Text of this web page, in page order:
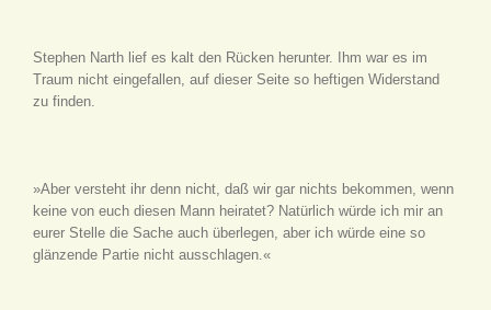
Stephen Narth lief es kalt den Rücken herunter. Ihm war es im
Traum nicht eingefallen, auf dieser Seite so heftigen Widerstand
zu finden.
»Aber versteht ihr denn nicht, daß wir gar nichts bekommen, wenn
keine von euch diesen Mann heiratet? Natürlich würde ich mir an
eurer Stelle die Sache auch überlegen, aber ich würde eine so
glänzende Partie nicht ausschlagen.«